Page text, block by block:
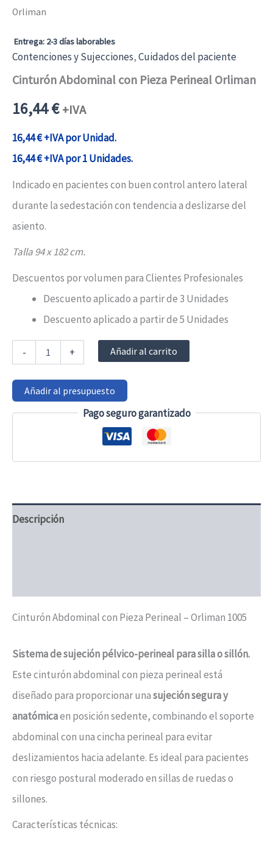
Orliman
Entrega: 2-3 días laborables
Contenciones y Sujecciones,Cuidados del paciente
Cinturón Abdominal con Pieza Perineal Orliman
16,44€ +IVA
16,44€+IVA por Unidad.
16,44€+IVA por 1 Unidades.
Indicado en pacientes con buen control antero lateral
durante la sedestación con tendencia a deslizarse del
asiento.
Talla 94 x 182 cm.
Descuentos por volumen para Clientes Profesionales
Descuento aplicado a partir de 3 Unidades
Descuento aplicado a partir de 5 Unidades
-
Abdominal
Pieza
Perineal
+ Añadir al carrito
Añadir al presupuesto
Pago seguro garantizado
Descripción
Cinturón Abdominal con Pieza Perineal – Orliman 1005
Sistema de sujeción pélvico-perineal para silla o sillón.
Este cinturón abdominal con pieza perineal está
diseñado para proporcionar unasujeción segura y
anatómicaen posición sedente, combinando el soporte
abdominal con una cincha perineal para evitar
deslizamientos hacia adelante. Es ideal para pacientes
con riesgo postural moderado en sillas de ruedas o
sillones.
Características técnicas: